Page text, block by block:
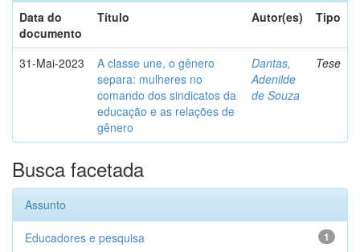
Data do
documento
Título Autor(es) Tipo
31-Mai-2023
A classe une, o gênero
separa: mulheres no
comando dos sindicatos da
educação e as relações de
gênero
Dantas,
Adenilde
de Souza
Tese
Busca facetada
Assunto
1
Educadores e pesquisa